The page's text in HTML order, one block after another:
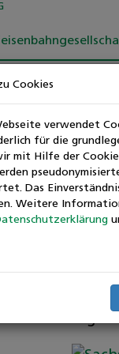
auf
Er
Hilfsmittel
Geschichten
der Fahrt mit
nach Hause
im Weinglas.
Cookies
verwendet
für die
mit Hilfe der
Das
Weitere